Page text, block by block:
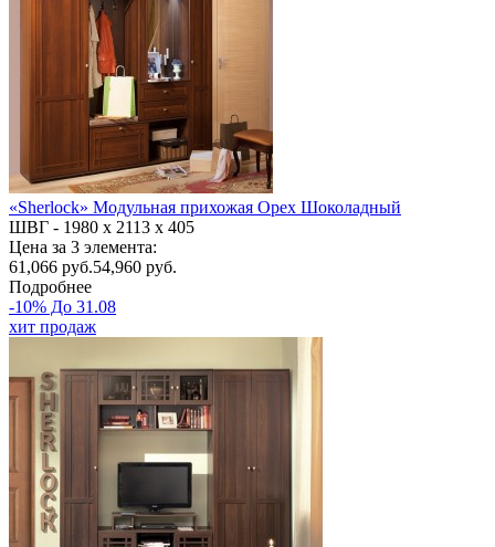
«Sherlock» Модульная прихожая Орех Шоколадный
ШВГ - 1980 х 2113 х 405
Цена за 3 элемента:
61,066 руб.54,960 руб.
Подробнее
-10% До 31.08
хит продаж